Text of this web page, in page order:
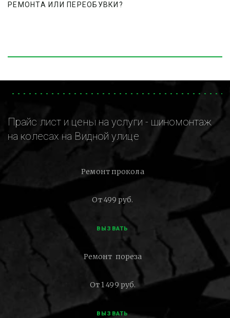
РЕМОНТА ИЛИ ПЕРЕОБУВКИ?
Прайс лист и цены на услуги - шиномонтаж
на колесах на Видной улице
Ремонт прокола
От 499 руб.
ВЫЗВАТЬ
Ремонт пореза
От 1 499 руб.
ВЫЗВАТЬ